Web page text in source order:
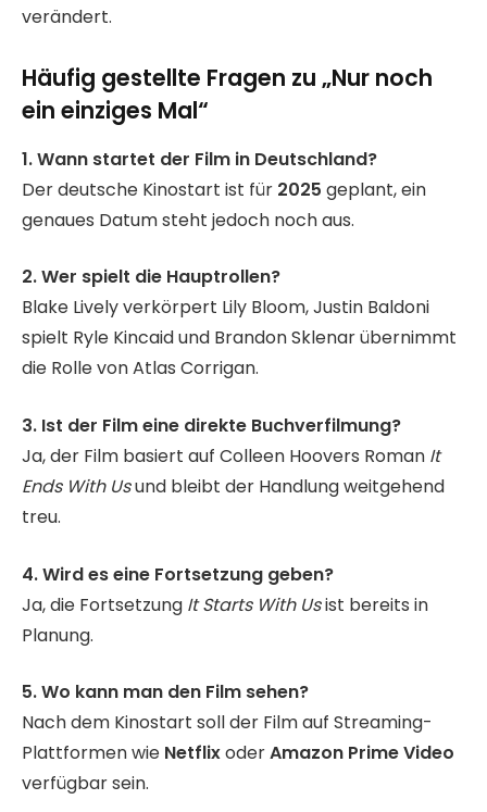
verändert.
Häufig gestellte Fragen zu „Nur noch
ein einziges Mal“
1. Wann startet der Film in Deutschland?
Der deutsche Kinostart ist für 2025 geplant, ein
genaues Datum steht jedoch noch aus.
2. Wer spielt die Hauptrollen?
Blake Lively verkörpert Lily Bloom, Justin Baldoni
spielt Ryle Kincaid und Brandon Sklenar übernimmt
die Rolle von Atlas Corrigan.
3. Ist der Film eine direkte Buchverfilmung?
Ja, der Film basiert auf Colleen Hoovers Roman It
Ends With Usund bleibt der Handlung weitgehend
treu.
4. Wird es eine Fortsetzung geben?
Ja, die Fortsetzung It Starts With Usist bereits in
Planung.
5. Wo kann man den Film sehen?
Nach dem Kinostart soll der Film auf Streaming-
Plattformen wie NetflixoderAmazon Prime Video
verfügbar sein.